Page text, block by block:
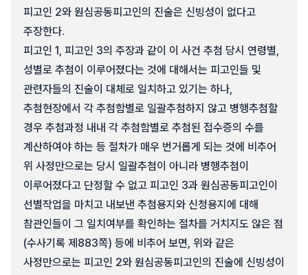
피고인 2와 원심공동피고인의 진술은 신빙성이 없다고
주장한다.
피고인 1, 피고인 3의 주장과 같이 이 사건 추첨 당시 연령별,
성별로 추첨이 이루어졌다는 것에 대해서는 피고인들 및
관련자들의 진술이 대체로 일치하고 있기는 하나,
추첨현장에서 각 추첨함별로 일괄추첨하지 않고 병행추첨할
경우 추첨과정 내내 각 추첨함별로 추첨된 접수증의 수를
계산하여야 하는 등 절차가 매우 번거롭게 되는 것에 비추어
위 사정만으로는 당시 일괄추첨이 아니라 병행추첨이
이루어졌다고 단정할 수 없고 피고인 3과 원심공동피고인이
선별작업을 마치고 내보낸 추첨용지와 신청용지에 대해
참관인들이 그 일치여부를 확인하는 절차를 거치지도 않은 점
(수사기록 제883쪽) 등에 비추어 보면, 위와 같은
사정만으로는 피고인 2와 원심공동피고인의 진술에 신빙성이